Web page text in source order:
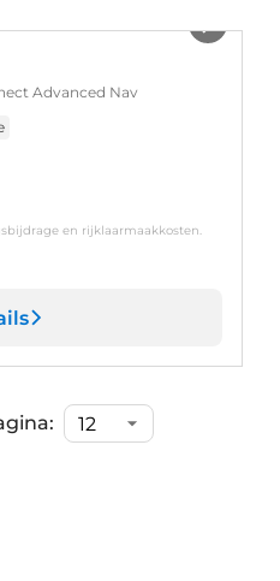
Advanced Nav
en rijklaarmaakkosten.